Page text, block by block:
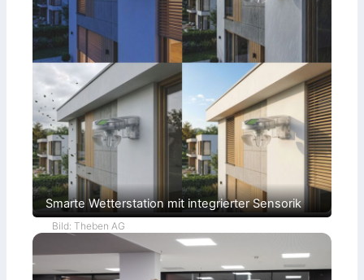
Smarte Wetterstation mit integrierter Sensorik
Bild: Theben AG